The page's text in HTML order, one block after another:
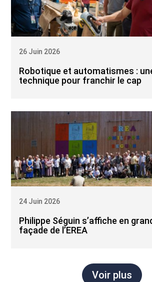
Robotique et automatismes :
technique pour franchir le cap
26 Juin 2026
Philippe Séguin s’affiche en
façade de l’EREA
24 Juin 2026
Voir plus